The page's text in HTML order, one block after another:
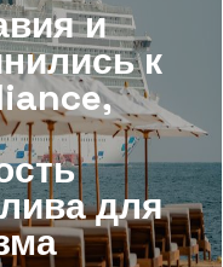
и
к
для